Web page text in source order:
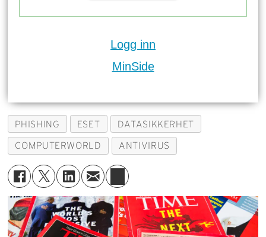
Logg inn
MinSide
PHISHING ESET DATASIKKERHET
COMPUTERWORLD ANTIVIRUS